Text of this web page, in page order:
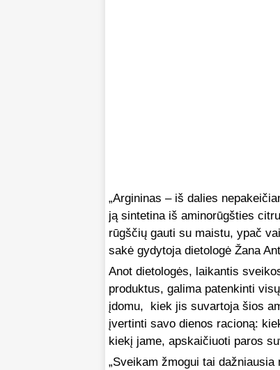
„Argininas – iš dalies
ją sintetina iš aminorūgšties
rūgščių gauti su maistu, ypač
sakė gydytoja dietologė Žana
Anot dietologės, laikantis
produktus, galima patenkinti
įdomu, kiek jis suvartoja šios
įvertinti savo dienos racioną:
kiekį jame, apskaičiuoti paros
„Sveikam žmogui tai